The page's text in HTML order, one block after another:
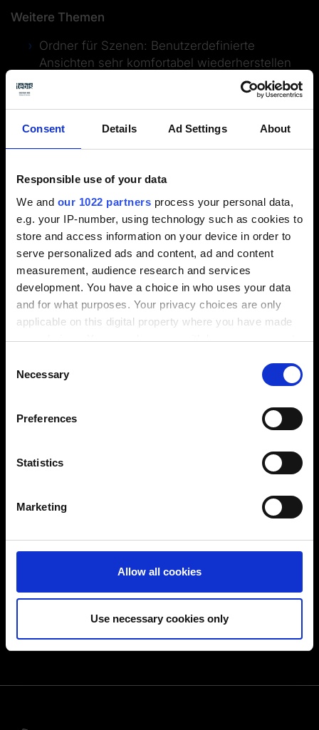
Consent Details Ad Settings About
Responsible use of your data
We and our 1022 partners process your personal data,
e.g. your IP-number, using technology such as cookies to
store and access information on your device in order to
serve personalized ads and content, ad and content
measurement, audience research and services
development. You have a choice in who uses your data
and for what purposes. Your privacy choices are only
applicable on this digital property where you have made
your choices. You can change or withdraw your consent
the Privacy trigger icon.
Collect information about your geographical
meters
Identify your device by actively scanning it for
Find out more about how your personal data is processed
You can change or revoke your consent at any time.
Imprint|Data protection |Disclaimer of liability
Selection
Necessary
Preferences
Statistics
Marketing
Allow all cookies
Use necessary cookies only
Weitere Themen
Ordner für Szenen: Benutzerdefinierte
Ansichten sehr komfortabel wiederherstellen
Optimierte Flächenfunktionen und verbesserte
Textparameter in Arbeitsplan und NCJob
übernehmen
Verbesserte Frässtrategie “äquidistant”
begrenzen
Fräsbereiche schnell und einfach aktivieren und
deaktivieren
Video / Kontaktformular anzeigen